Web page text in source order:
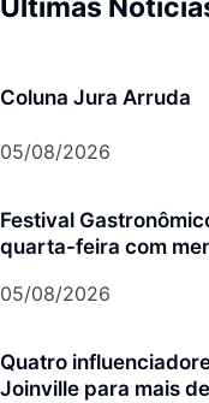
Últimas
Coluna Jura Arruda
05/08/2026
Festival
quarta-feira com
05/08/2026
Quatro
Joinville para mais